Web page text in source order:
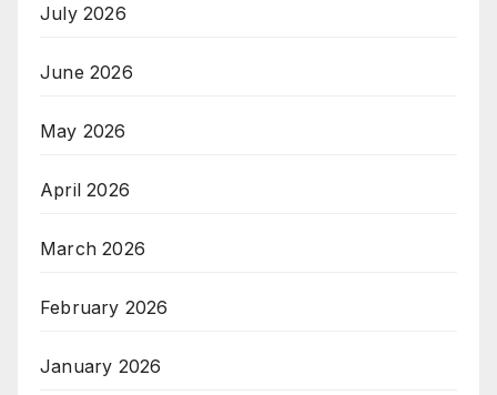
July 2026
June 2026
May 2026
April 2026
March 2026
February 2026
January 2026